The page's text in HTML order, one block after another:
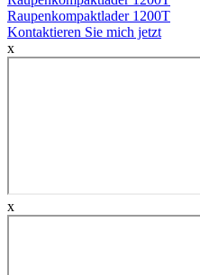
Raupenkompaktlader 1200T
Kontaktieren Sie mich jetzt
x
x